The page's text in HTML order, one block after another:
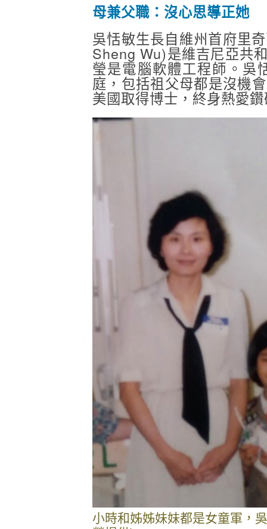
母兼父職：沒心思導正她
吳恬敏生長自維州首府里
Sheng Wu)是維吉尼亞共
瑩是電腦軟體工程師。吳
庭，包括祖父母都是沒機
美國取得博士，終身熱愛
小時和姊姊妹妹都是女童軍，